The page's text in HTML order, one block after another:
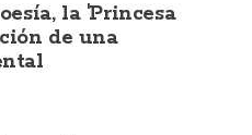
la 'Princesa
de una